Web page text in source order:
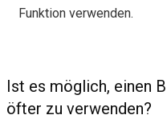
Funktion verwenden.
Ist es möglich, einen
öfter zu verwenden?